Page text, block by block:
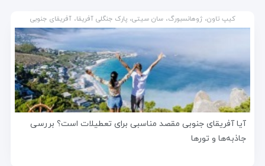
کیپ تاون، ژوهانسبورگ، سان سیتی، پارک جنگلی آفریقا، آفریقای جنوبی
آیا آفریقای جنوبی مقصد مناسبی برای تعطیلات است؟ بررسی
جاذبه‌ها و تورها